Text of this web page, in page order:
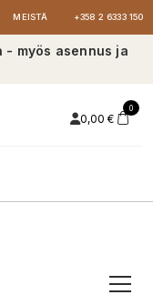
MEISTÄ +358 2 6333 150
myös asennus ja
0,00 €
0